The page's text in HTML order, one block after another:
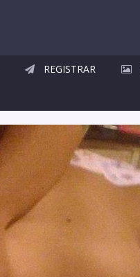
REGISTRAR